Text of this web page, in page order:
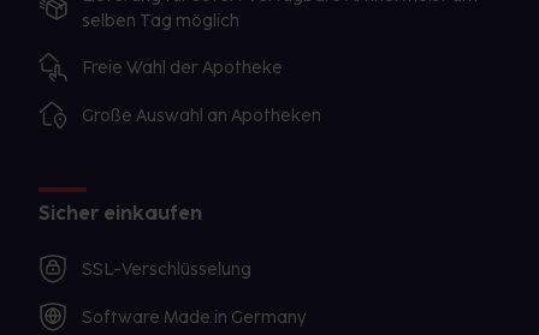
selben Tag möglich
Freie Wahl der Apotheke
Große Auswahl an Apotheken
Sicher einkaufen
SSL-Verschlüsselung
Software Made in Germany